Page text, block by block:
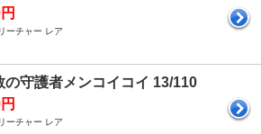
ーチャー レア
の守護者メンコイコイ 13/110
ーチャー レア